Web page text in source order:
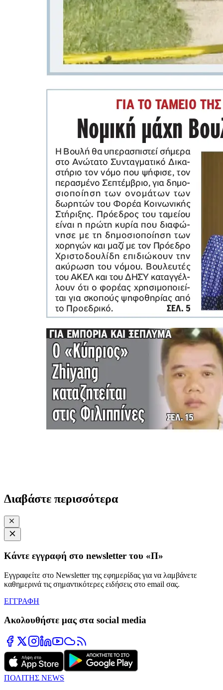
Διαβάστε περισσότερα
Κάντε εγγραφή στο newsletter του «Π»
Εγγραφείτε στο Newsletter της εφημερίδας για να λαμβάνετε
καθημερινά τις σημαντικότερες ειδήσεις στο email σας.
ΕΓΓΡΑΦΗ
Ακολουθήστε μας στα social media
ΠΟΛΙΤΗΣ NEWS